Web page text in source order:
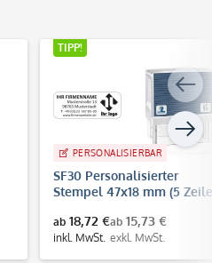
TIPP!
PERSONALISIERBAR
SF30 Personalisierter
Stempel 47x18 mm (5
ab 18,72 €
inkl. MwSt.
ab 15,73 €
exkl. MwSt.